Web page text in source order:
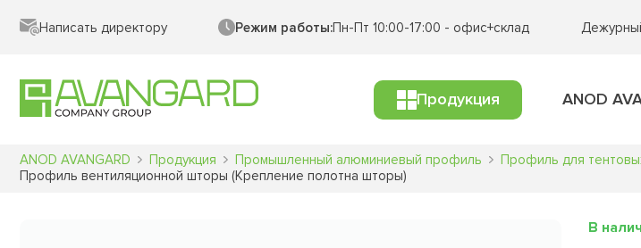
Написать директору Режим работы:Пн-Пт 10:00-17:00 - офис+склад
Продукция ANOD
ANOD AVANGARD Продукция Промышленный алюминиевый профиль
Профиль для
Профиль вентиляционной шторы (Крепление полотна шторы)
В